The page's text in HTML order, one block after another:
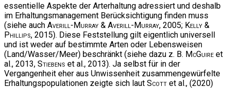
essentielle Aspekte der Arterhaltung adressiert und deshalb
im Erhaltungsmanagement Berücksichtigung finden muss
(siehe auch Averill-Murray & Averill-Murray, 2005; Kelly &
Phillips, 2015). Diese Feststellung gilt eigentlich universell
und ist weder auf bestimmte Arten oder Lebensweisen
(Land/Wasser/Meer) beschränkt (siehe dazu z. B. McGuire et
al., 2013, Stiebens et al., 2013). Ja selbst für in der
Vergangenheit eher aus Unwissenheit zusammengewürfelte
Erhaltungspopulationen zeigte sich laut Scott et al., (2020)